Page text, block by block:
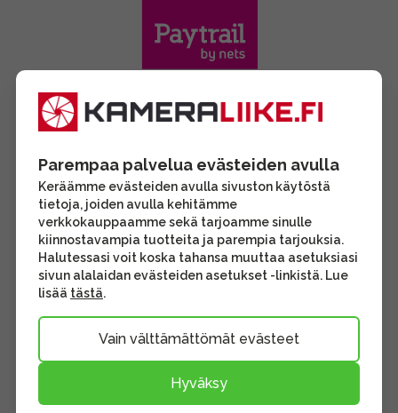
Parempaa palvelua evästeiden avulla
Keräämme evästeiden avulla sivuston käytöstä
tietoja, joiden avulla kehitämme
verkkokauppaamme sekä tarjoamme sinulle
kiinnostavampia tuotteita ja parempia tarjouksia.
Halutessasi voit koska tahansa muuttaa asetuksiasi
sivun alalaidan evästeiden asetukset -linkistä. Lue
lisää tästä.
Vain välttämättömät evästeet
Hyväksy